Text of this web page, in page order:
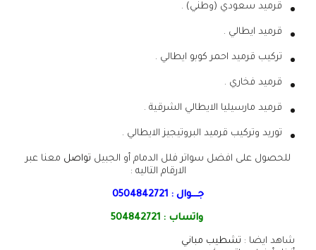
قرميد سعودي (وطني) .
قرميد ايطالي .
تركيب قرميد احمر كوبو ايطالي .
قرميد فخاري .
قرميد مارسيليا الايطالي الشرقية .
توريد وتركيب قرميد البروتيجيز الايطالي .
للحصول على افضل سواتر فلل الدمام أو الجبيل تواصل معنا عبر
الارقام التاليه :
جـــوال : 0504842721
واتساب :504842721
شاهد ايضا : تشطيب مباني